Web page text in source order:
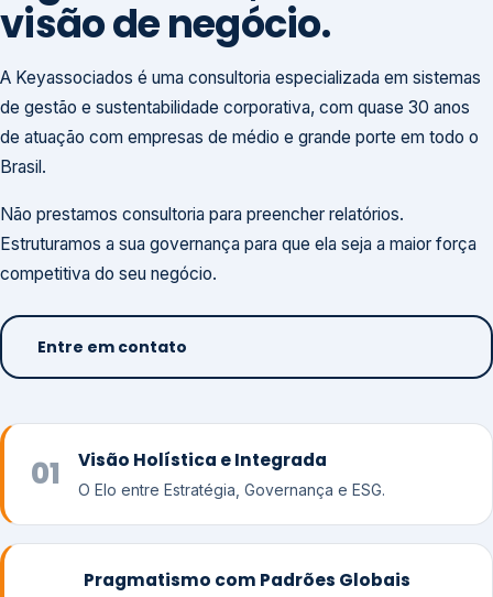
visão de negócio.
A Keyassociados é uma consultoria especializada em sistemas
de gestão e sustentabilidade corporativa, com quase 30 anos
de atuação com empresas de médio e grande porte em todo o
Brasil.
Não prestamos consultoria para preencher relatórios.
Estruturamos a sua governança para que ela seja a maior força
competitiva do seu negócio.
Entre em contato
01 Visão Holística e Integrada
O Elo entre Estratégia, Governança e ESG.
Pragmatismo com Padrões Globais